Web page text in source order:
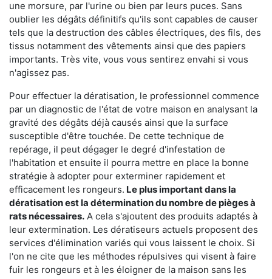
une morsure, par l'urine ou bien par leurs puces. Sans
oublier les dégâts définitifs qu'ils sont capables de causer
tels que la destruction des câbles électriques, des fils, des
tissus notamment des vêtements ainsi que des papiers
importants. Très vite, vous vous sentirez envahi si vous
n'agissez pas.
Pour effectuer la dératisation, le professionnel commence
par un diagnostic de l'état de votre maison en analysant la
gravité des dégâts déjà causés ainsi que la surface
susceptible d'être touchée. De cette technique de
repérage, il peut dégager le degré d'infestation de
l'habitation et ensuite il pourra mettre en place la bonne
stratégie à adopter pour exterminer rapidement et
efficacement les rongeurs. Le plus important dans la
dératisation est la détermination du nombre de pièges à
rats nécessaires. A cela s'ajoutent des produits adaptés à
leur extermination. Les dératiseurs actuels proposent des
services d'élimination variés qui vous laissent le choix. Si
l'on ne cite que les méthodes répulsives qui visent à faire
fuir les rongeurs et à les éloigner de la maison sans les